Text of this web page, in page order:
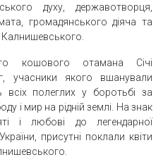
духу, державотворця,
громадянського діяча та
Калнишевського.
кошового отамана Січі
учасники якого вшанували
полеглих у боротьбі за
і мир на рідній землі. На знак
і любові до легендарної
присутні поклали квіти